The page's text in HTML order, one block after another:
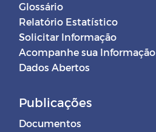
Glossário
Relatório Estatístico
Solicitar Informação
Acompanhe sua Informação
Dados Abertos
Publicações
Documentos